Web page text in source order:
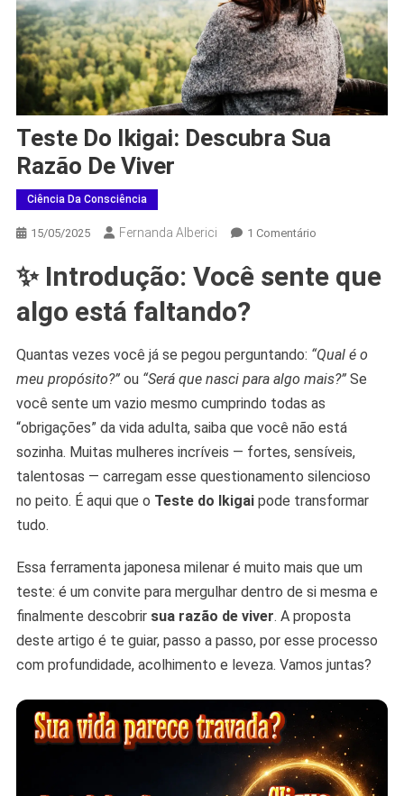
Teste Do Ikigai: Descubra Sua
Razão De Viver
Ciência Da Consciência
15/05/2025 Fernanda Alberici 1 ComentárioEm
Do
Ikigai:
Razão
De
Viver
✨ Introdução: Você sente que
algo está faltando?
Quantas vezes você já se pegou perguntando: “Qual é o
meu propósito?”ou “Será que nasci para algo mais?”Se
você sente um vazio mesmo cumprindo todas as
“obrigações” da vida adulta, saiba que você não está
sozinha. Muitas mulheres incríveis — fortes, sensíveis,
talentosas — carregam esse questionamento silencioso
no peito. É aqui que o Teste do Ikigaipode transformar
tudo.
Essa ferramenta japonesa milenar é muito mais que um
teste: é um convite para mergulhar dentro de si mesma e
finalmente descobrir sua razão de viver. A proposta
deste artigo é te guiar, passo a passo, por esse processo
com profundidade, acolhimento e leveza. Vamos juntas?